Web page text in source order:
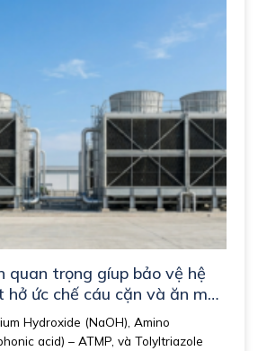
quan trọng gíup bảo vệ hệ
ức chế cáu cặn và ăn mòn
Hydroxide (NaOH), Amino
acid) – ATMP, và Tolyltriazole